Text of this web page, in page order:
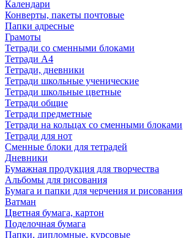
Календари
Конверты, пакеты почтовые
Папки адресные
Грамоты
Тетради со сменными блоками
Тетради А4
Тетради, дневники
Тетради школьные ученические
Тетради школьные цветные
Тетради общие
Тетради предметные
Тетради на кольцах со сменными блоками
Тетради для нот
Сменные блоки для тетрадей
Дневники
Бумажная продукция для творчества
Альбомы для рисования
Бумага и папки для черчения и рисования
Ватман
Цветная бумага, картон
Поделочная бумага
Папки, дипломные, курсовые